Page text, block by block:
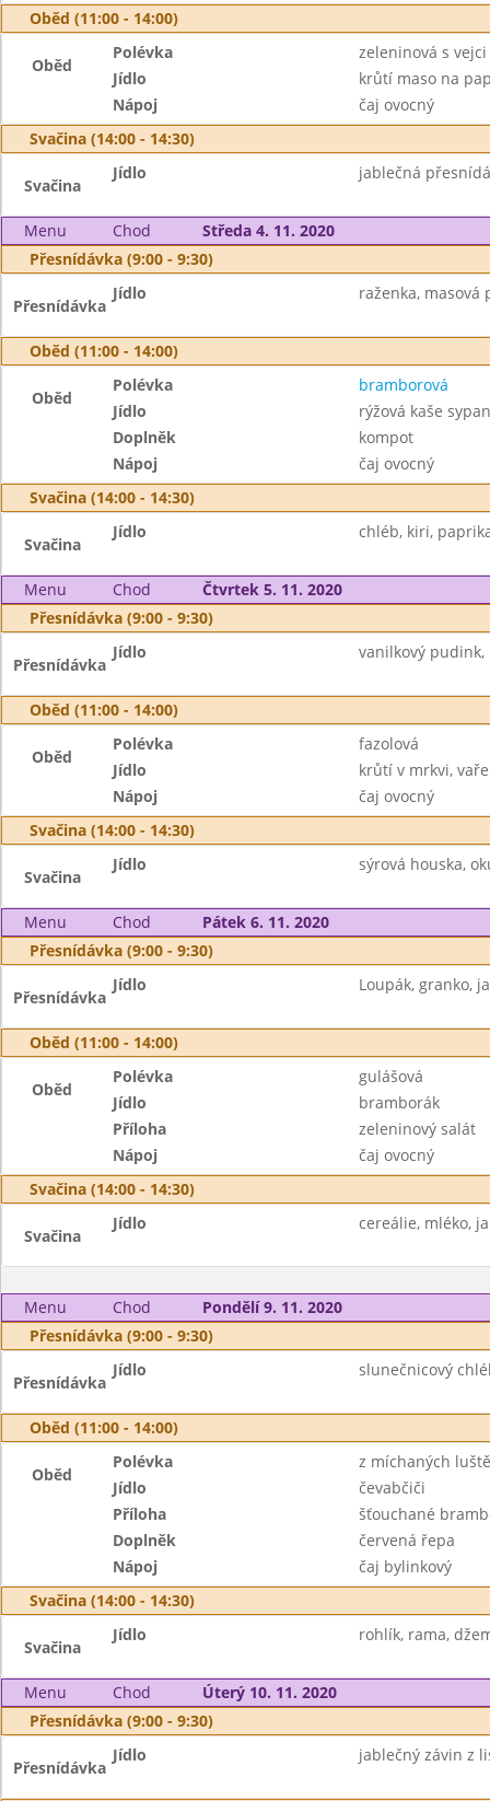
Oběd (11:00 - 14:00)
Oběd
Polévka
zeleninová s vejci
Jídlo
krůtí maso na
Nápoj
čaj ovocný
Svačina (14:00 - 14:30)
Svačina
Jídlo jablečná
Menu Chod
Středa 4. 11. 2020
Přesnídávka (9:00 - 9:30)
Přesnídávka
Jídlo raženka, masová
Oběd (11:00 - 14:00)
Oběd
Polévka
bramborová
Jídlo
rýžová kaše
Doplněk
kompot
Nápoj
čaj ovocný
Svačina (14:00 - 14:30)
Svačina
Jídlo chléb, kiri,
Menu Chod
Čtvrtek 5. 11. 2020
Přesnídávka (9:00 - 9:30)
Přesnídávka
Jídlo vanilkový pudink,
Oběd (11:00 - 14:00)
Oběd
Polévka
fazolová
Jídlo
krůtí v mrkvi,
Nápoj
čaj ovocný
Svačina (14:00 - 14:30)
Svačina
Jídlo sýrová houska,
Menu Chod
Pátek 6. 11. 2020
Přesnídávka (9:00 - 9:30)
Přesnídávka
Jídlo Loupák, granko,
Oběd (11:00 - 14:00)
Oběd
Polévka
gulášová
Jídlo
bramborák
Příloha
zeleninový salát
Nápoj
čaj ovocný
Svačina (14:00 - 14:30)
Svačina
Jídlo cereálie, mléko,
Menu Chod
Pondělí 9. 11. 2020
Přesnídávka (9:00 - 9:30)
Přesnídávka
Jídlo slunečnicový
Oběd (11:00 - 14:00)
Oběd
Polévka
z míchaných
Jídlo
čevabčiči
Příloha
šťouchané
Doplněk
červená řepa
Nápoj
čaj bylinkový
Svačina (14:00 - 14:30)
Svačina
Jídlo rohlík, rama,
Menu Chod
Úterý 10. 11. 2020
Přesnídávka (9:00 - 9:30)
Přesnídávka
Jídlo jablečný závin z